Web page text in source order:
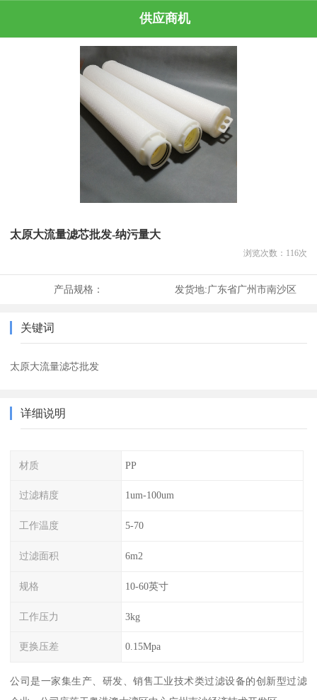
供应商机
太原大流量滤芯批发-纳污量大
浏览次数： 116次
产品规格： 发货地:广东省广州市南沙区
关键词
太原大流量滤芯批发
详细说明
材质 PP
过滤精度 1um-100um
工作温度 5-70
过滤面积 6m2
规格 10-60英寸
工作压力 3kg
更换压差 0.15Mpa
公司是一家集生产、研发、销售工业技术类过滤设备的创新型过滤